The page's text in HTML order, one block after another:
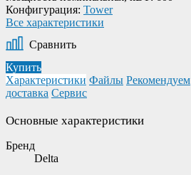
Конфигурация: Tower
Все характеристики
Сравнить
Купить
Характеристики Файлы Рекомендуем
доставка Сервис
Основные характеристики
Бренд
Delta